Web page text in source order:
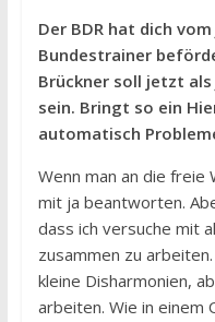
Der BDR hat dich
Bundestrainer
Brückner soll jetzt
sein. Bringt so ein
automatisch
Wenn man an die freie
mit ja beantworten.
dass ich versuche mit
zusammen zu
kleine Disharmonien,
arbeiten. Wie in einem